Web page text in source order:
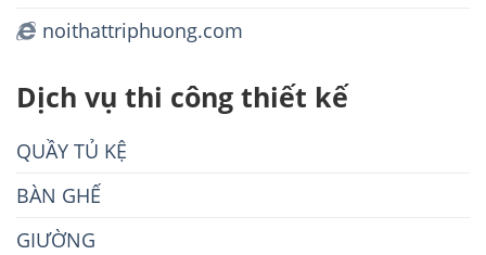
noithattriphuong.com
Dịch vụ thi công thiết kế
QUẦY TỦ KỆ
BÀN GHẾ
GIƯỜNG